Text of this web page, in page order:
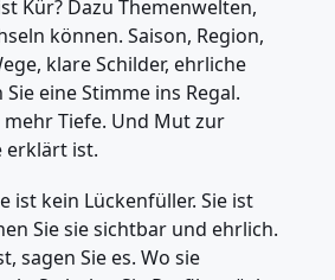
Kür? Dazu Themenwelten,
können. Saison, Region,
klare Schilder, ehrliche
eine Stimme ins Regal.
Tiefe. Und Mut zur
erklärt ist.
ist kein Lückenfüller. Sie ist
Sie sie sichtbar und ehrlich.
sagen Sie es. Wo sie